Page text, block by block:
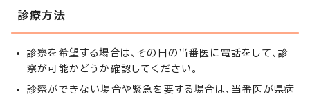
診療方法
診察を希望する場合は、その日の当番医に電話をして、診
察が可能かどうか確認してください。
診察ができない場合や緊急を要する場合は、当番医が県病